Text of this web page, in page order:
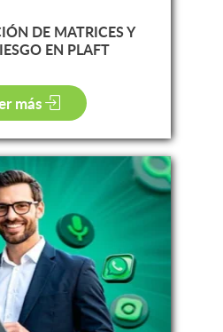
DE MATRICES Y
EN PLAFT
más